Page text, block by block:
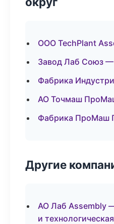
ООО TechPlant
Завод Лаб Союз
Фабрика
АО Точмаш
Фабрика ПроМаш
Другие
АО Лаб Assembly
и